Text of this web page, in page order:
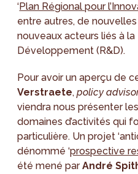
‘Plan Régional pour
entre autres, de
nouveaux acteurs liés à
Développement (R&D).
Pour avoir un aperçu de
Verstraete,policy
viendra nous présenter
domaines d’activités qui
particulière. Un projet
dénommé ‘prospective
été mené parAndré